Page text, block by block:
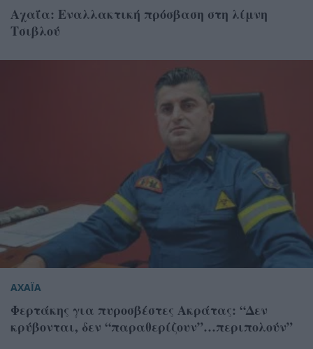
Αχαΐα: Εναλλακτική πρόσβαση στη λίμνη
Τσιβλού
ΑΧΑΪΑ
Φερτάκης για πυροσβέστες Ακράτας: “Δεν
κρύβονται, δεν “παραθερίζουν”…περιπολούν”